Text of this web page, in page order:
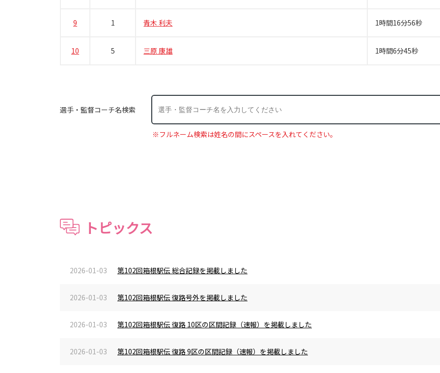
9 1 青木 利夫 1時間16分56秒
10 5 三原 康雄 1時間6分45秒
選手・監督コーチ名検索
※フルネーム検索は姓名の間にスペースを入れてください。
トピックス
2026-01-03 第102回箱根駅伝 総合記録を掲載しました
2026-01-03 第102回箱根駅伝 復路号外を掲載しました
2026-01-03 第102回箱根駅伝 復路 10区の区間記録（速報）を掲載しました
2026-01-03 第102回箱根駅伝 復路 9区の区間記録（速報）を掲載しました